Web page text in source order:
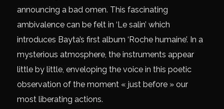
announcing a bad omen. This fascinating
ambivalence can be felt in ‘Le salin’ which
introduces Bayta’s first album ‘Roche humaine’. In a
mysterious atmosphere, the instruments appear
little by little, enveloping the voice in this poetic
observation of the moment « just before » our
most liberating actions.